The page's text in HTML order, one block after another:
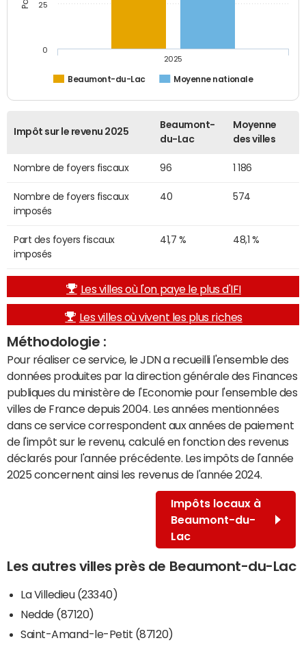
Beaumont-du-Lac Moyenne nationale
2025
0
25
Impôt sur le revenu 2025
Beaumont-
du-Lac
Moyenne
des villes
Nombre de foyers fiscaux 96 1 186
Nombre de foyers fiscaux
imposés
40 574
Part des foyers fiscaux
imposés
41,7 % 48,1 %
Les villes où l'on paye le plus d'IFI
Les villes où vivent les plus riches
Méthodologie :
Pour réaliser ce service, le JDN a recueilli l'ensemble des
données produites par la direction générale des Finances
publiques du ministère de l'Economie pour l'ensemble des
villes de France depuis 2004. Les années mentionnées
dans ce service correspondent aux années de paiement
de l'impôt sur le revenu, calculé en fonction des revenus
déclarés pour l'année précédente. Les impôts de l'année
2025 concernent ainsi les revenus de l'année 2024.
Impôts locaux à
Beaumont-du-
Lac
Les autres villes près de Beaumont-du-Lac
La Villedieu (23340)
Nedde (87120)
Saint-Amand-le-Petit (87120)